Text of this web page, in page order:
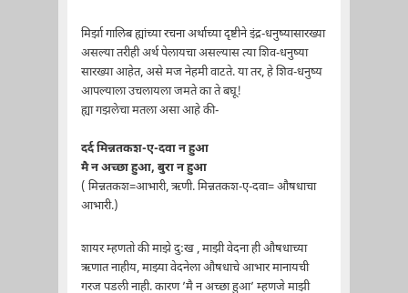
मिर्झा गालिब ह्यांच्या रचना अर्थाच्या दृष्टीने इंद्र-धनुष्यासारख्या
असल्या तरीही अर्थ पेलायचा असल्यास त्या शिव-धनुष्या
सारख्या आहेत, असे मज नेहमी वाटते. या तर, हे शिव-धनुष्य
आपल्याला उचलायला जमते का ते बघू!
ह्या गझलेचा मतला असा आहे की-
दर्द मिन्नतकश-ए-दवा न हुआ
मै न अच्छा हुआ, बुरा न हुआ
( मिन्नतकश=आभारी, ऋणी. मिन्नतकश-ए-दवा= औषधाचा
आभारी.)
शायर म्हणतो की माझे दु:ख , माझी वेदना ही औषधाच्या
ऋणात नाहीय, माझ्या वेदनेला औषधाचे आभार मानायची
गरज पडली नाही. कारण ’मै न अच्छा हुआ’ म्हणजे माझी